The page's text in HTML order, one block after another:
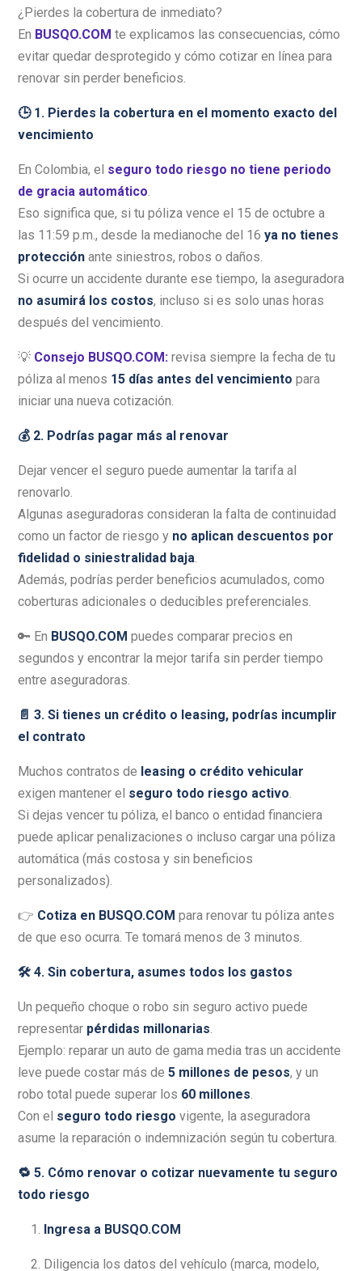
¿Pierdes la cobertura de inmediato?
En BUSQO.COM te explicamos las consecuencias, cómo
evitar quedar desprotegido y cómo cotizar en línea para
renovar sin perder beneficios.
🕒 1. Pierdes la cobertura en el momento exacto del
vencimiento
En Colombia, el seguro todo riesgo no tiene periodo
de gracia automático.
Eso significa que, si tu póliza vence el 15 de octubre a
las 11:59 p.m., desde la medianoche del 16 ya no tienes
protección ante siniestros, robos o daños.
Si ocurre un accidente durante ese tiempo, la aseguradora
no asumirá los costos, incluso si es solo unas horas
después del vencimiento.
💡 Consejo BUSQO.COM: revisa siempre la fecha de tu
póliza al menos 15 días antes del vencimiento para
iniciar una nueva cotización.
💰 2. Podrías pagar más al renovar
Dejar vencer el seguro puede aumentar la tarifa al
renovarlo.
Algunas aseguradoras consideran la falta de continuidad
como un factor de riesgo y no aplican descuentos por
fidelidad o siniestralidad baja.
Además, podrías perder beneficios acumulados, como
coberturas adicionales o deducibles preferenciales.
🔑 En BUSQO.COM puedes comparar precios en
segundos y encontrar la mejor tarifa sin perder tiempo
entre aseguradoras.
📄 3. Si tienes un crédito o leasing, podrías incumplir
el contrato
Muchos contratos de leasing o crédito vehicular
exigen mantener el seguro todo riesgo activo.
Si dejas vencer tu póliza, el banco o entidad financiera
puede aplicar penalizaciones o incluso cargar una póliza
automática (más costosa y sin beneficios
personalizados).
👉 Cotiza en BUSQO.COM para renovar tu póliza antes
de que eso ocurra. Te tomará menos de 3 minutos.
🛠️ 4. Sin cobertura, asumes todos los gastos
Un pequeño choque o robo sin seguro activo puede
representar pérdidas millonarias.
Ejemplo: reparar un auto de gama media tras un accidente
leve puede costar más de 5 millones de pesos, y un
robo total puede superar los 60 millones.
Con el seguro todo riesgo vigente, la aseguradora
asume la reparación o indemnización según tu cobertura.
🔁 5. Cómo renovar o cotizar nuevamente tu seguro
todo riesgo
Ingresa a BUSQO.COM
Diligencia los datos del vehículo (marca, modelo,